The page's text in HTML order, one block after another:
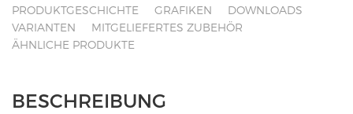
PRODUKTGESCHICHTE
GRAFIKEN
DOWNLOADS
VARIANTEN
MITGELIEFERTES ZUBEHÖR
ÄHNLICHE PRODUKTE
BESCHREIBUNG